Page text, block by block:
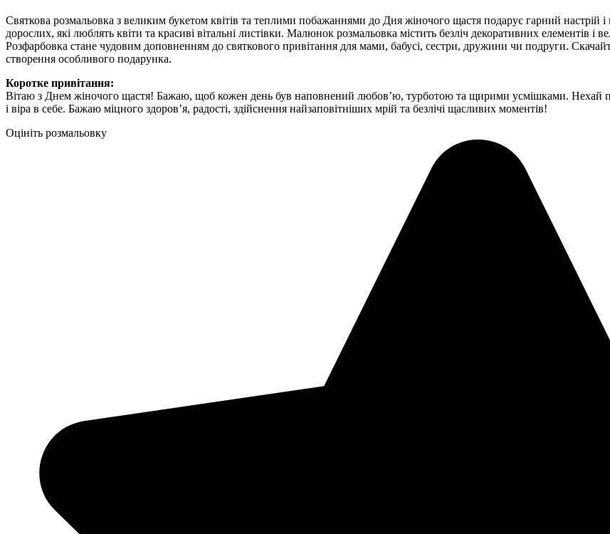
Святкова розмальовка з великим букетом квітів та теплими побажаннями до Дня жіночого щастя подарує гарний настрій і
дорослих, які люблять квіти та красиві вітальні листівки. Малюнок розмальовка містить безліч декоративних
Розфарбовка стане чудовим доповненням до святкового привітання для мами, бабусі, сестри, дружини чи подруги.
створення особливого подарунка.
Коротке привітання:
Вітаю з Днем жіночого щастя! Бажаю, щоб кожен день був наповнений любов’ю, турботою та щирими усмішками. Нехай
і віра в себе. Бажаю міцного здоров’я, радості, здійснення найзаповітніших мрій та безлічі щасливих моментів!
Оцініть розмальовку